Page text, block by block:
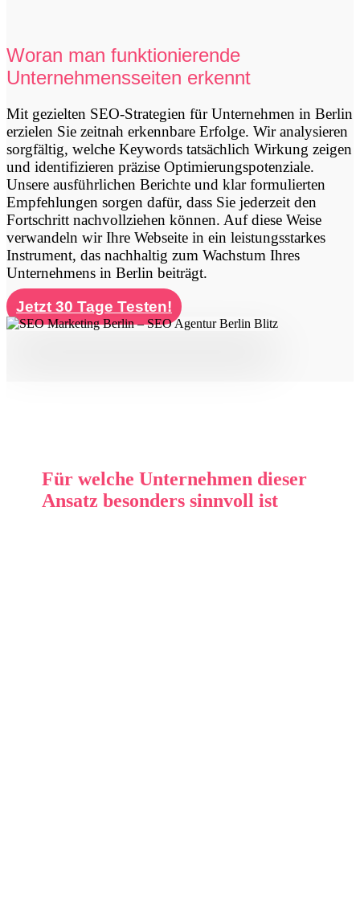
Woran man funktionierende
Unternehmensseiten erkennt
Mit gezielten SEO-Strategien für Unternehmen in Berlin
erzielen Sie zeitnah erkennbare Erfolge. Wir analysieren
sorgfältig, welche Keywords tatsächlich Wirkung zeigen
und identifizieren präzise Optimierungspotenziale.
Unsere ausführlichen Berichte und klar formulierten
Empfehlungen sorgen dafür, dass Sie jederzeit den
Fortschritt nachvollziehen können. Auf diese Weise
verwandeln wir Ihre Webseite in ein leistungsstarkes
Instrument, das nachhaltig zum Wachstum Ihres
Unternehmens in Berlin beiträgt.
Jetzt 30 Tage Testen!
Für welche Unternehmen dieser
Ansatz besonders sinnvoll ist